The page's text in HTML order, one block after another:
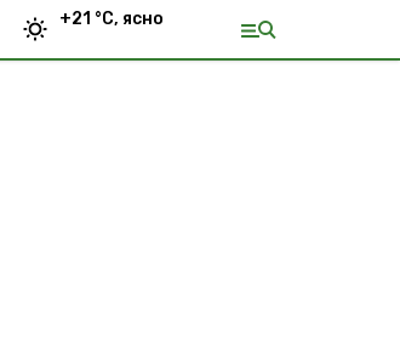
+21 °С, ясно